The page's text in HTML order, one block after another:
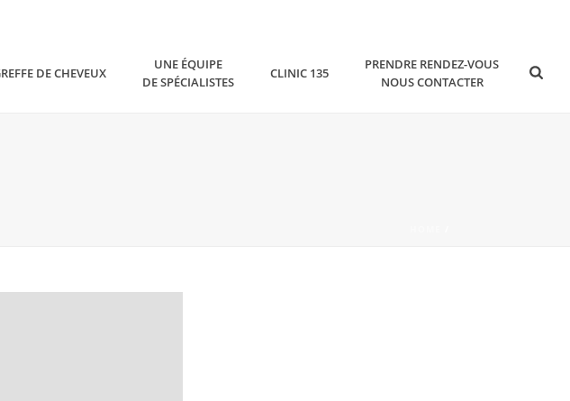
DE CHEVEUX
UNE ÉQUIPE
DE SPÉCIALISTES
CLINIC 135
PRENDRE RENDEZ-VOUS
NOUS CONTACTER